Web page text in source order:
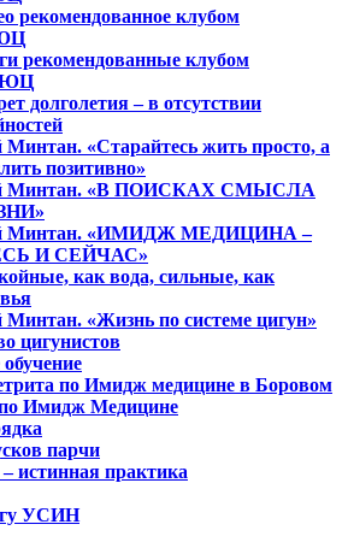
рекомендованное клубом
рекомендованные клубом
долголетия – в отсутствии
«Старайтесь жить просто, а
позитивно»
Минтан. «В ПОИСКАХ СМЫСЛА
Минтан. «ИМИДЖ МЕДИЦИНА –
И СЕЙЧАС»
как вода, сильные, как
«Жизнь по системе цигун»
цигунистов
по Имидж медицине в Боровом
Имидж Медицине
парчи
истинная практика
УСИН